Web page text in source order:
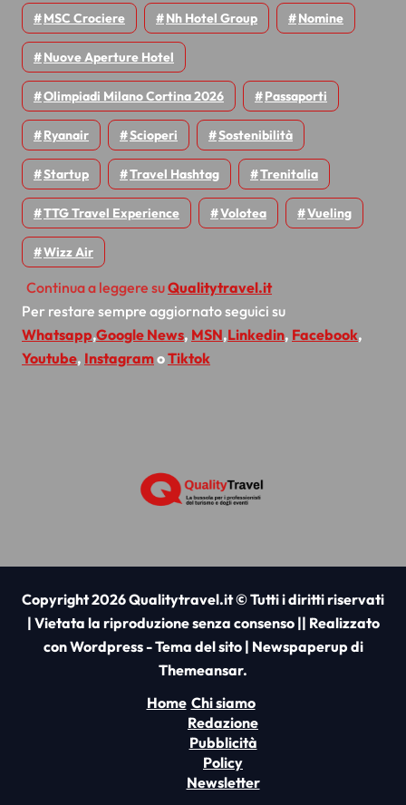
MSC Crociere Nh Hotel Group Nomine
Nuove Aperture Hotel
Olimpiadi Milano Cortina 2026 Passaporti
Ryanair Scioperi Sostenibilità
Startup Travel Hashtag Trenitalia
TTG Travel Experience Volotea Vueling
Wizz Air
Continua a leggere suQualitytravel.it
Per restare sempre aggiornato seguici su
Whatsapp,Google News, MSN,Linkedin, Facebook,
Youtube, InstagramoTiktok
Copyright 2026 Qualitytravel.it © Tutti i diritti riservati
| Vietata la riproduzione senza consenso || Realizzato
con Wordpress - Tema del sito | Newspaperup di
Themeansar.
Home Chi siamo
Redazione
Pubblicità
Policy
Newsletter